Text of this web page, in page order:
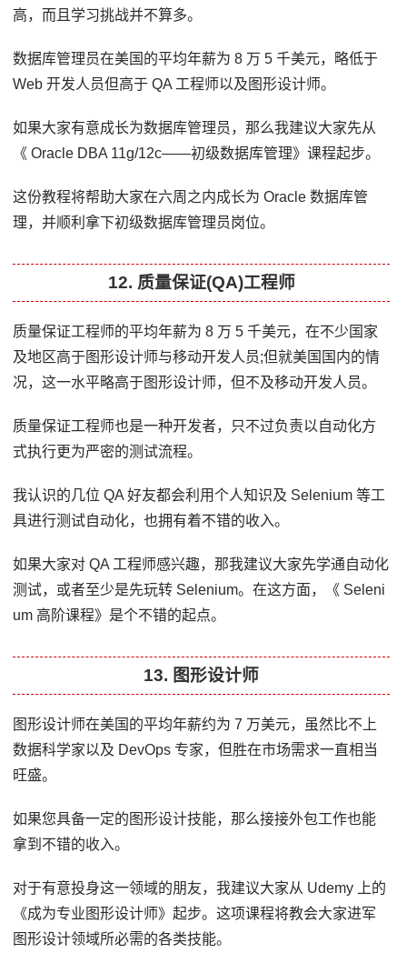
高，而且学习挑战并不算多。
数据库管理员在美国的平均年薪为 8 万 5 千美元，略低于
Web 开发人员但高于 QA 工程师以及图形设计师。
如果大家有意成长为数据库管理员，那么我建议大家先从
《 Oracle DBA 11g/12c——初级数据库管理》课程起步。
这份教程将帮助大家在六周之内成长为 Oracle 数据库管
理，并顺利拿下初级数据库管理员岗位。
12. 质量保证(QA)工程师
质量保证工程师的平均年薪为 8 万 5 千美元，在不少国家
及地区高于图形设计师与移动开发人员;但就美国国内的情
况，这一水平略高于图形设计师，但不及移动开发人员。
质量保证工程师也是一种开发者，只不过负责以自动化方
式执行更为严密的测试流程。
我认识的几位 QA 好友都会利用个人知识及 Selenium 等工
具进行测试自动化，也拥有着不错的收入。
如果大家对 QA 工程师感兴趣，那我建议大家先学通自动化
测试，或者至少是先玩转 Selenium。在这方面，《 Seleni
um 高阶课程》是个不错的起点。
13. 图形设计师
图形设计师在美国的平均年薪约为 7 万美元，虽然比不上
数据科学家以及 DevOps 专家，但胜在市场需求一直相当
旺盛。
如果您具备一定的图形设计技能，那么接接外包工作也能
拿到不错的收入。
对于有意投身这一领域的朋友，我建议大家从 Udemy 上的
《成为专业图形设计师》起步。这项课程将教会大家进军
图形设计领域所必需的各类技能。